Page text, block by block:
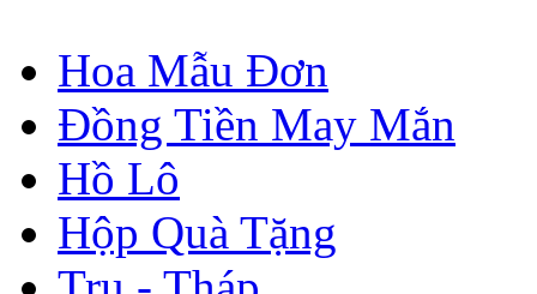
Hoa Mẫu Đơn
Đồng Tiền May Mắn
Hồ Lô
Hộp Quà Tặng